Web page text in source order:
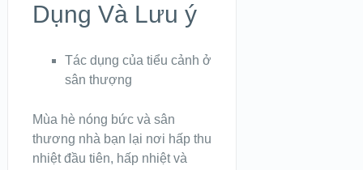
Dụng Và Lưu ý
Tác dụng của tiểu cảnh ở
sân thượng
Mùa hè nóng bức và sân
thương nhà bạn lại nơi hấp thu
nhiệt đầu tiên, hấp nhiệt và